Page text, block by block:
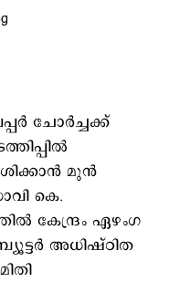
ചോര്‍ച്ചക്ക്
മുൻ
കെ.
കേന്ദ്രം ഏഴംഗ
അധിഷ്ഠിത